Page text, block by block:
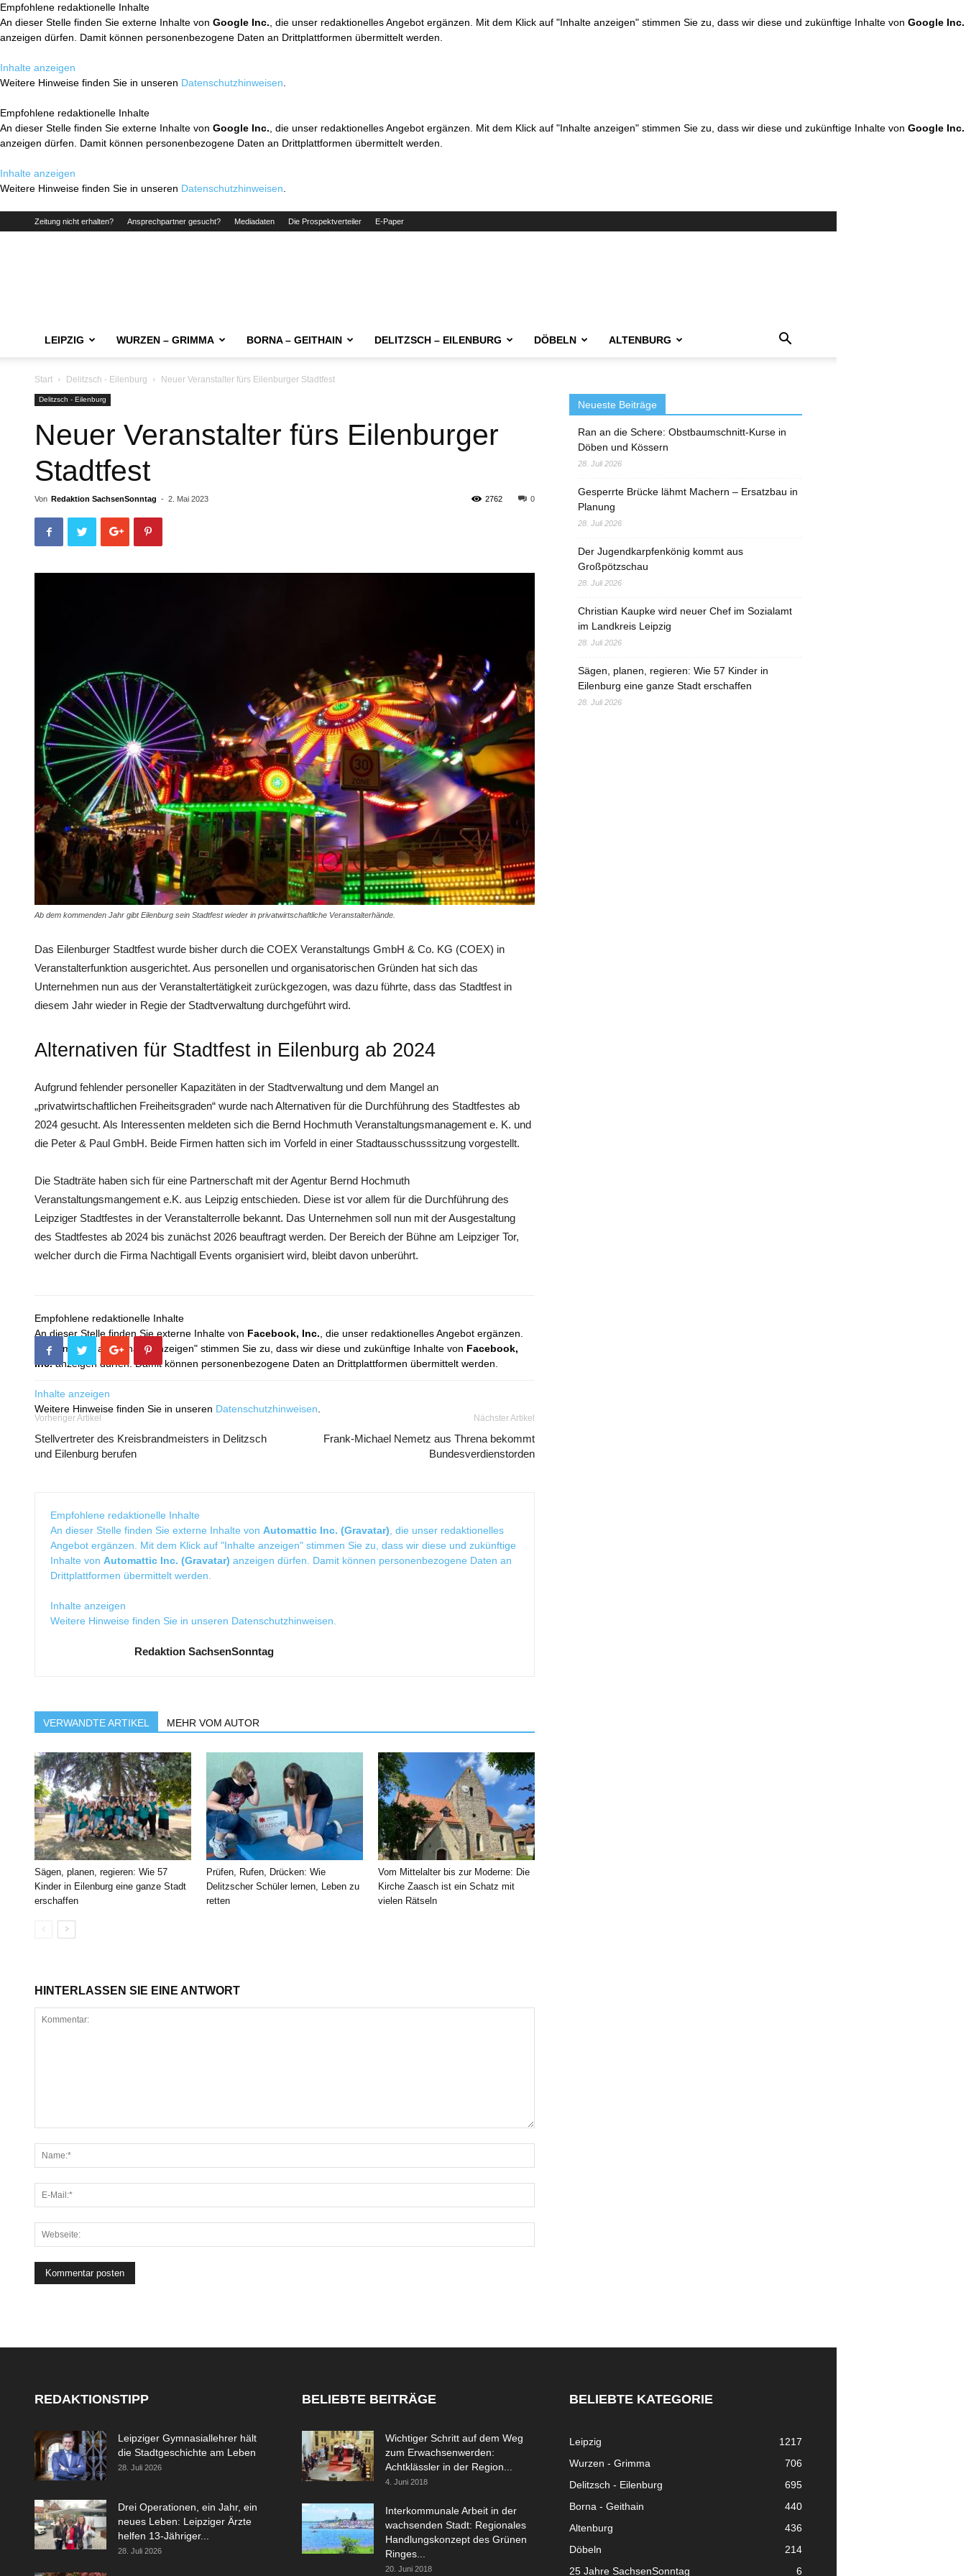
Empfohlene redaktionelle Inhalte
An dieser Stelle finden Sie externe Inhalte von Google Inc. , die unser redaktionelles Angebot ergänzen. Mit dem Klick auf "Inhalte anzeigen" stimmen Sie zu, dass wir diese und zukünftige Inhalte von Google Inc.
anzeigen dürfen. Damit können personenbezogene Daten an Drittplattformen übermittelt werden.
Inhalte anzeigen
Weitere Hinweise finden Sie in unseren Datenschutzhinweisen
Empfohlene redaktionelle Inhalte
An dieser Stelle finden Sie externe Inhalte von Google Inc. , die unser redaktionelles Angebot ergänzen. Mit dem Klick auf "Inhalte anzeigen" stimmen Sie zu, dass wir diese und zukünftige Inhalte von Google Inc.
anzeigen dürfen. Damit können personenbezogene Daten an Drittplattformen übermittelt werden.
Inhalte anzeigen
Weitere Hinweise finden Sie in unseren Datenschutzhinweisen
Zeitung nicht erhalten? Ansprechpartner gesucht? Mediadaten Die Prospektverteiler E-Paper
LEIPZIG WURZEN – GRIMMA BORNA – GEITHAIN DELITZSCH – EILENBURG DÖBELN ALTENBURG
Start Delitzsch - Eilenburg Neuer Veranstalter fürs Eilenburger Stadtfest
Delitzsch - Eilenburg
Neuer Veranstalter fürs Eilenburger
Stadtfest
Von Redaktion SachsenSonntag - 2. Mai 2023 0
2762
Ab dem kommenden Jahr gibt Eilenburg sein Stadtfest wieder in privatwirtschaftliche Veranstalterhände.
Das Eilenburger Stadtfest wurde bisher durch die COEX Veranstaltungs GmbH & Co. KG (COEX) in
Veranstalterfunktion ausgerichtet. Aus personellen und organisatorischen Gründen hat sich das
Unternehmen nun aus der Veranstaltertätigkeit zurückgezogen, was dazu führte, dass das Stadtfest in
diesem Jahr wieder in Regie der Stadtverwaltung durchgeführt wird.
Alternativen für Stadtfest in Eilenburg ab 2024
Aufgrund fehlender personeller Kapazitäten in der Stadtverwaltung und dem Mangel an
„privatwirtschaftlichen Freiheitsgraden“ wurde nach Alternativen für die Durchführung des Stadtfestes ab
2024 gesucht. Als Interessenten meldeten sich die Bernd Hochmuth Veranstaltungsmanagement e. K. und
die Peter & Paul GmbH. Beide Firmen hatten sich im Vorfeld in einer Stadtausschusssitzung vorgestellt.
Die Stadträte haben sich für eine Partnerschaft mit der Agentur Bernd Hochmuth
Veranstaltungsmangement e.K. aus Leipzig entschieden. Diese ist vor allem für die Durchführung des
Leipziger Stadtfestes in der Veranstalterrolle bekannt. Das Unternehmen soll nun mit der Ausgestaltung
des Stadtfestes ab 2024 bis zunächst 2026 beauftragt werden. Der Bereich der Bühne am Leipziger Tor,
welcher durch die Firma Nachtigall Events organisiert wird, bleibt davon unberührt.
Empfohlene redaktionelle Inhalte
An dieser Stelle finden Sie externe Inhalte von Facebook, Inc. , die unser redaktionelles Angebot ergänzen.
Mit dem Klick auf "Inhalte anzeigen" stimmen Sie zu, dass wir diese und zukünftige Inhalte von Facebook,
Inc.anzeigen dürfen. Damit können personenbezogene Daten an Drittplattformen übermittelt werden.
Inhalte anzeigen
Weitere Hinweise finden Sie in unseren Datenschutzhinweisen
Vorheriger Artikel
Stellvertreter des Kreisbrandmeisters in Delitzsch
und Eilenburg berufen
Nächster Artikel
Frank-Michael Nemetz aus Threna bekommt
Bundesverdienstorden
Empfohlene redaktionelle Inhalte
An dieser Stelle finden Sie externe Inhalte von Automattic Inc. (Gravatar) , die unser redaktionelles
Angebot ergänzen. Mit dem Klick auf "Inhalte anzeigen" stimmen Sie zu, dass wir diese und zukünftige
Inhalte von Automattic Inc. (Gravatar) anzeigen dürfen. Damit können personenbezogene Daten an
Drittplattformen übermittelt werden.
Inhalte anzeigen
Weitere Hinweise finden Sie in unseren Datenschutzhinweisen
Redaktion SachsenSonntag
VERWANDTE ARTIKEL MEHR VOM AUTOR
Sägen, planen, regieren: Wie 57
Kinder in Eilenburg eine ganze Stadt
erschaffen
Prüfen, Rufen, Drücken: Wie
Delitzscher Schüler lernen, Leben zu
retten
Vom Mittelalter bis zur Moderne: Die
Kirche Zaasch ist ein Schatz mit
vielen Rätseln
HINTERLASSEN SIE EINE ANTWORT
Neueste Beiträge
Ran an die Schere: Obstbaumschnitt-Kurse in
Döben und Kössern
28. Juli 2026
Gesperrte Brücke lähmt Machern – Ersatzbau in
Planung
28. Juli 2026
Der Jugendkarpfenkönig kommt aus
Großpötzschau
28. Juli 2026
Christian Kaupke wird neuer Chef im Sozialamt
im Landkreis Leipzig
28. Juli 2026
Sägen, planen, regieren: Wie 57 Kinder in
Eilenburg eine ganze Stadt erschaffen
28. Juli 2026
REDAKTIONSTIPP
Leipziger Gymnasiallehrer hält
die Stadtgeschichte am Leben
28. Juli 2026
Drei Operationen, ein Jahr, ein
neues Leben: Leipziger Ärzte
helfen 13-Jähriger...
28. Juli 2026
BELIEBTE BEITRÄGE
Wichtiger Schritt auf dem Weg
zum Erwachsenwerden:
Achtklässler in der Region...
4. Juni 2018
Interkommunale Arbeit in der
wachsenden Stadt: Regionales
Handlungskonzept des Grünen
Ringes...
20. Juni 2018
BELIEBTE KATEGORIE
Leipzig
1217
Wurzen - Grimma
706
Delitzsch - Eilenburg
695
Borna - Geithain
440
Altenburg
436
Döbeln
214
25 Jahre SachsenSonntag
6